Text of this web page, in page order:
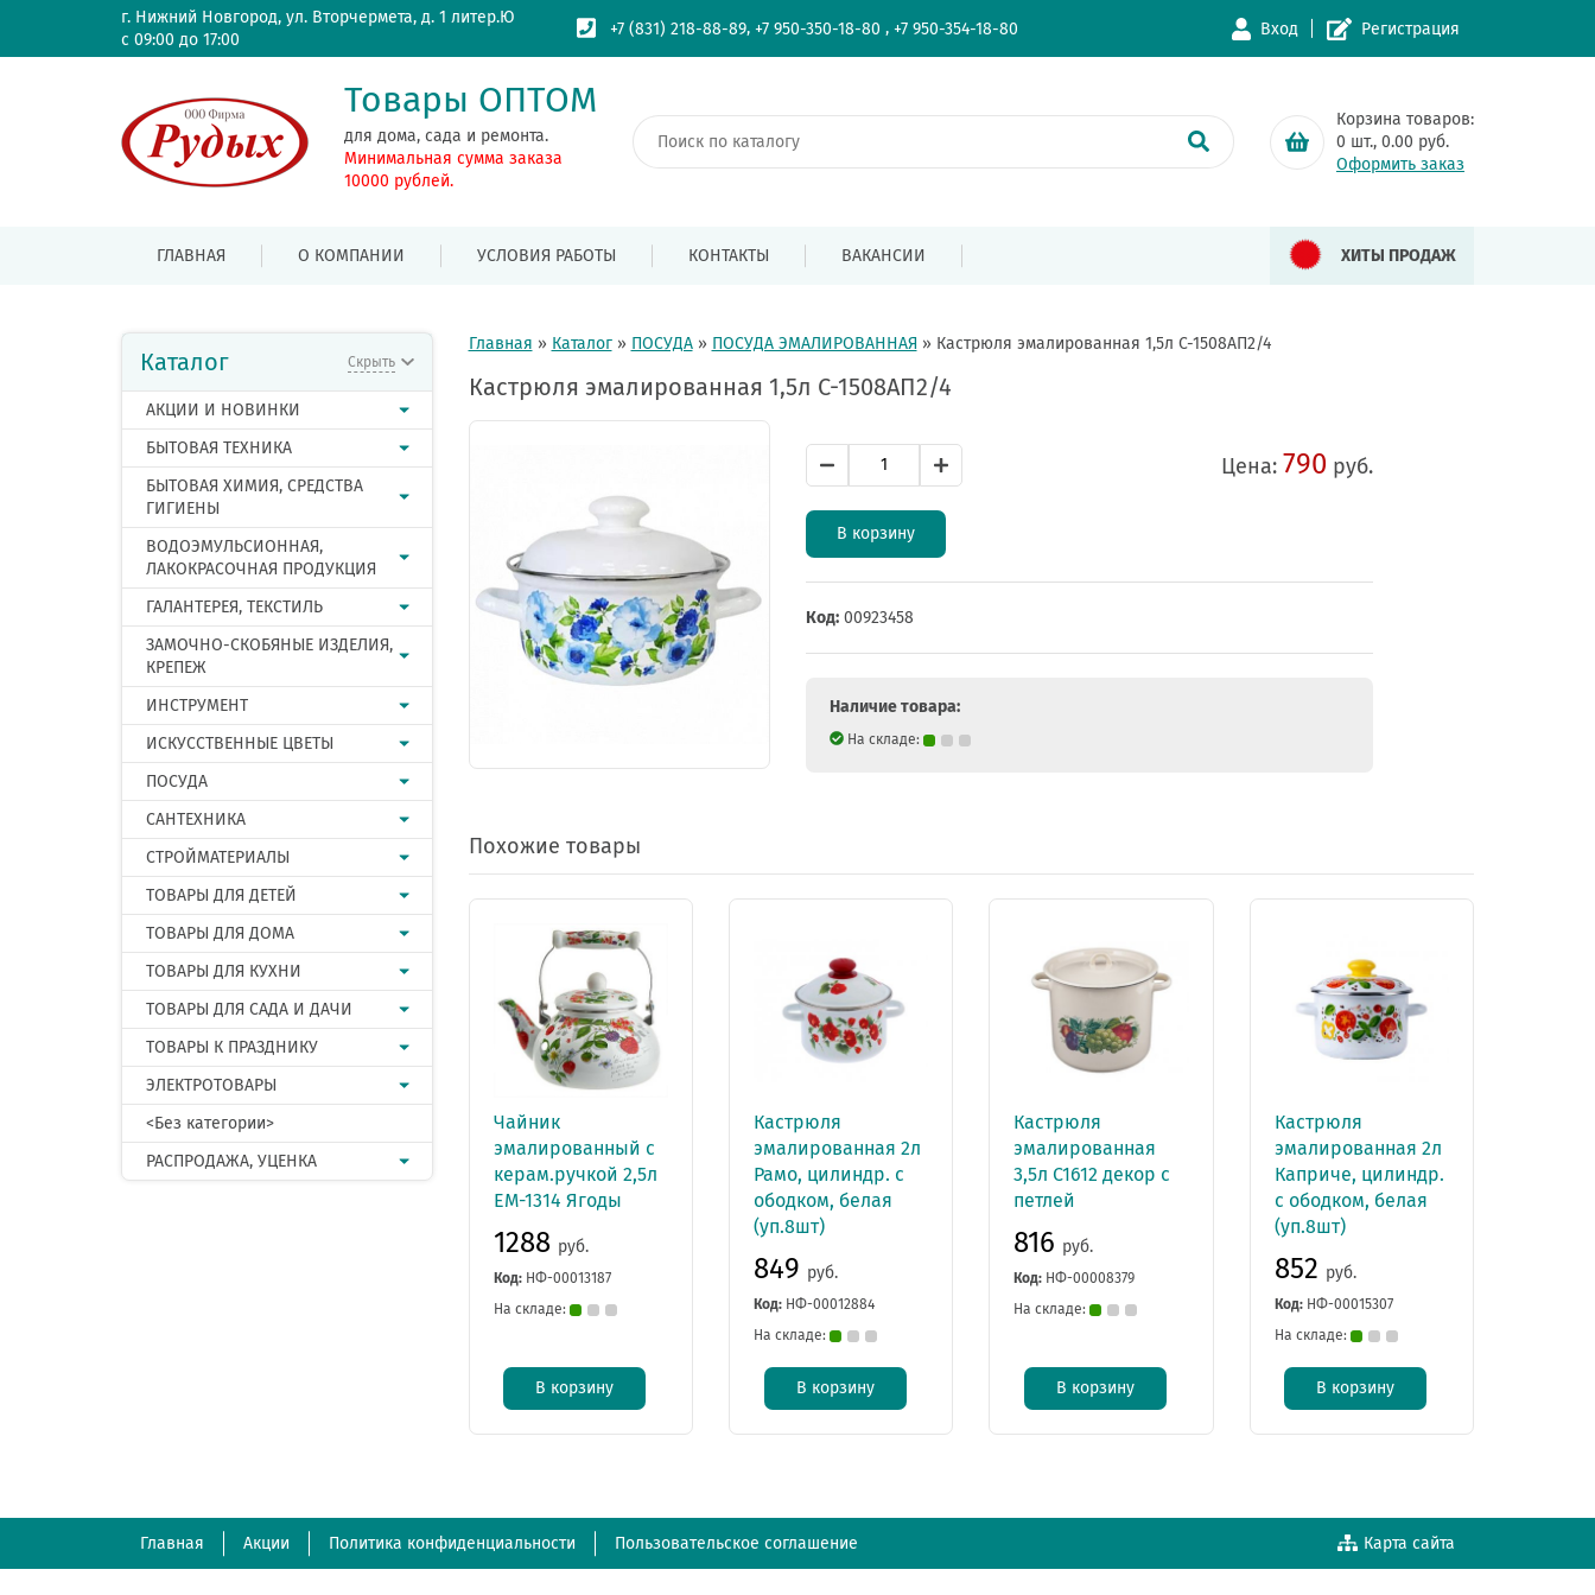
г. Нижний Новгород, ул. Вторчермета, д. 1 литер.Ю
с 09:00 до 17:00
+7 (831) 218-88-89,+7 950-350-18-80 ,+7 950-354-18-80 Вход Регистрация
Товары ОПТОМ
для дома, сада и ремонта.
Минимальная сумма заказа
10000 рублей.
Корзина товаров:
0 шт., 0.00 руб.
Оформить заказ
ГЛАВНАЯ О КОМПАНИИ УСЛОВИЯ РАБОТЫ КОНТАКТЫ ВАКАНСИИ ХИТЫ ПРОДАЖ
Каталог Скрыть
АКЦИИ И НОВИНКИ
БЫТОВАЯ ТЕХНИКА
БЫТОВАЯ ХИМИЯ, СРЕДСТВА
ГИГИЕНЫ
ВОДОЭМУЛЬСИОННАЯ,
ЛАКОКРАСОЧНАЯ ПРОДУКЦИЯ
ГАЛАНТЕРЕЯ, ТЕКСТИЛЬ
ЗАМОЧНО-СКОБЯНЫЕ ИЗДЕЛИЯ,
КРЕПЕЖ
ИНСТРУМЕНТ
ИСКУССТВЕННЫЕ ЦВЕТЫ
ПОСУДА
САНТЕХНИКА
СТРОЙМАТЕРИАЛЫ
ТОВАРЫ ДЛЯ ДЕТЕЙ
ТОВАРЫ ДЛЯ ДОМА
ТОВАРЫ ДЛЯ КУХНИ
ТОВАРЫ ДЛЯ САДА И ДАЧИ
ТОВАРЫ К ПРАЗДНИКУ
ЭЛЕКТРОТОВАРЫ
<Без категории>
РАСПРОДАЖА, УЦЕНКА
Главная » Каталог» ПОСУДА» ПОСУДА ЭМАЛИРОВАННАЯ » Кастрюля эмалированная 1,5л С-1508АП2/4
Кастрюля эмалированная 1,5л С-1508АП2/4
Цена: 790 руб.
В корзину
Код:00923458
Наличие товара:
На складе:
Похожие товары
Чайник
эмалированный с
керам.ручкой 2,5л
EM-1314 Ягоды
1288 руб.
Код: НФ-00013187
На складе:
В корзину
Кастрюля
эмалированная 2л
Рамо, цилиндр. с
ободком, белая
(уп.8шт)
849 руб.
Код: НФ-00012884
На складе:
В корзину
Кастрюля
эмалированная
3,5л С1612 декор с
петлей
816 руб.
Код: НФ-00008379
На складе:
В корзину
Кастрюля
эмалированная 2л
Каприче, цилиндр.
с ободком, белая
(уп.8шт)
852 руб.
Код: НФ-00015307
На складе:
В корзину
Главная Акции Политика конфиденциальности Пользовательское соглашение Карта сайта